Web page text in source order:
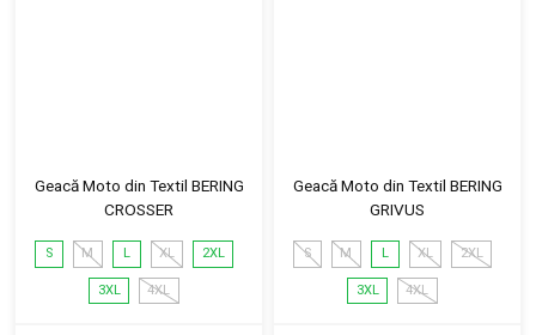
Geacă Moto din Textil BERING
CROSSER
S M L XL 2XL
3XL 4XL
Geacă Moto din Textil BERING
GRIVUS
S M L XL 2XL
3XL 4XL